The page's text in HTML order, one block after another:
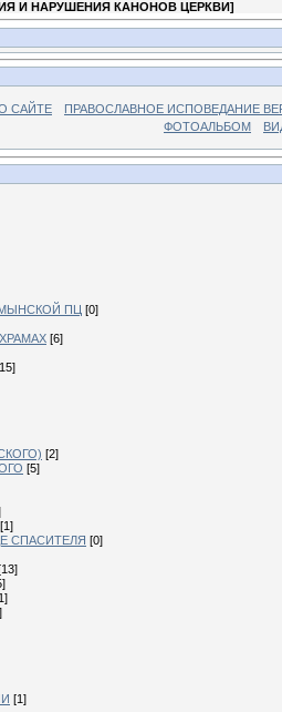
И НАРУШЕНИЯ КАНОНОВ ЦЕРКВИ]
САЙТЕ
ПРАВОСЛАВНОЕ ИСПОВЕДАНИЕ
ФОТОАЛЬБОМ
ПЦ [0]
[6]
[2]
[5]
[1]
СПАСИТЕЛЯ [0]
[1]